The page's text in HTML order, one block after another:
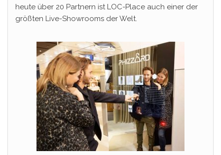
heute über 20 Partnern ist LOC-Place auch einer der
größten Live-Showrooms der Welt.